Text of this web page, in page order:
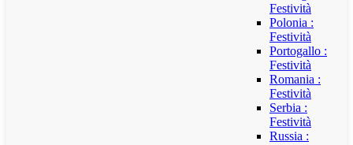
Festività
Polonia :
Festività
Portogallo :
Festività
Romania :
Festività
Serbia :
Festività
Russia :